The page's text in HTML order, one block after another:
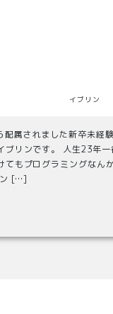
イブリン
属されました新卒未経
ブリンです。 人生23年
てもプログラミングなん
ン […]